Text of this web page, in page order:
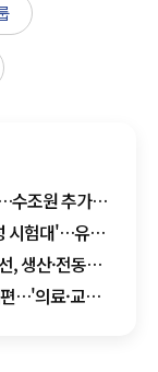
수조원 추가
시험대'…유가·
, 생산·전동화
…'의료·교육·